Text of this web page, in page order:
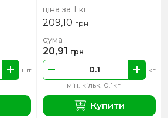
шт
ціна за 1 кг
209,10 грн
мін. кільк. 0.1кг
кг
сума
20,91 грн
Купити